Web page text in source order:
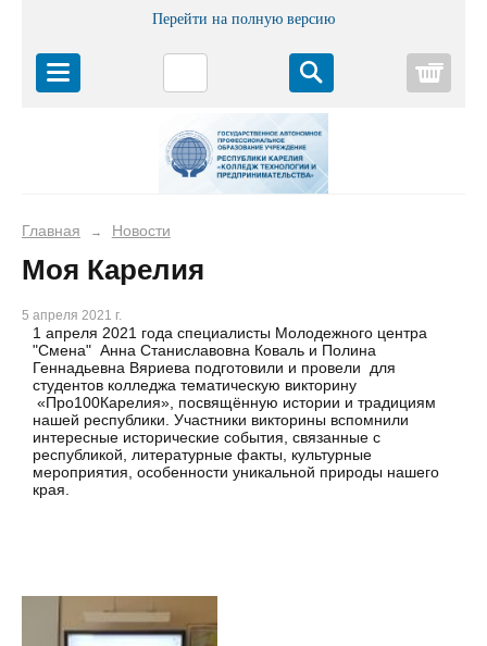
Перейти на полную версию
Главная → Новости
Моя Карелия
5 апреля 2021 г.
1 апреля 2021 года специалисты Молодежного центра
"Смена" Анна Станиславовна Коваль и Полина
Геннадьевна Вяриева подготовили и провели для
студентов колледжа тематическую викторину
«Про100Карелия», посвящённую истории и традициям
нашей республики. Участники викторины вспомнили
интересные исторические события, связанные с
республикой, литературные факты, культурные
мероприятия, особенности уникальной природы нашего
края.